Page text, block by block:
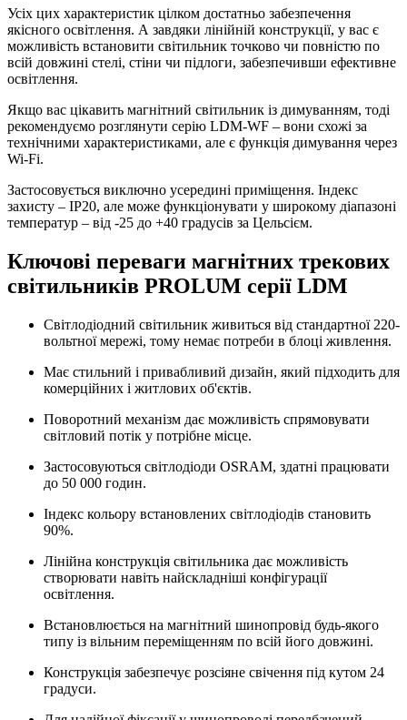
Усіх цих характеристик цілком достатньо забезпечення
якісного освітлення. А завдяки лінійній конструкції, у вас є
можливість встановити світильник точково чи повністю по
всій довжині стелі, стіни чи підлоги, забезпечивши ефективне
освітлення.
Якщо вас цікавить магнітний світильник із димуванням, тоді
рекомендуємо розглянути серію LDM-WF – вони схожі за
технічними характеристиками, але є функція димування через
Wi-Fi.
Застосовується виключно усередині приміщення. Індекс
захисту – IP20, але може функціонувати у широкому діапазоні
температур – від -25 до +40 градусів за Цельсієм.
Ключові переваги магнітних трекових
світильників PROLUM серії LDM
Світлодіодний світильник живиться від стандартної 220-
вольтної мережі, тому немає потреби в блоці живлення.
Має стильний і привабливий дизайн, який підходить для
комерційних і житлових об'єктів.
Поворотний механізм дає можливість спрямовувати
світловий потік у потрібне місце.
Застосовуються світлодіоди OSRAM, здатні працювати
до 50 000 годин.
Індекс кольору встановлених світлодіодів становить
90%.
Лінійна конструкція світильника дає можливість
створювати навіть найскладніші конфігурації
освітлення.
Встановлюється на магнітний шинопровід будь-якого
типу із вільним переміщенням по всій його довжині.
Конструкція забезпечує розсіяне свічення під кутом 24
градуси.